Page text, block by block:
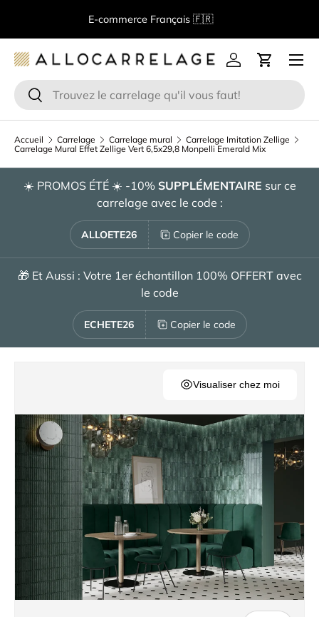
Aller au contenu
E-commerce Français 🇫🇷
Recherche
Rechercher
Se connecter
Panier
Menu
Accueil Carrelage Carrelage mural
Carrelage Imitation Zellige
Carrelage Mural Effet Zellige Vert 6,5x29,8 Monpelli Emerald Mix
☀️ PROMOS ÉTÉ ☀️ -10% SUPPLÉMENTAIRE sur ce
carrelage avec le code :
ALLOETE26 Copier le code
🎁 Et Aussi : Votre 1er échantillon 100% OFFERT avec
le code
ECHETE26 Copier le code
Visualiser chez moi